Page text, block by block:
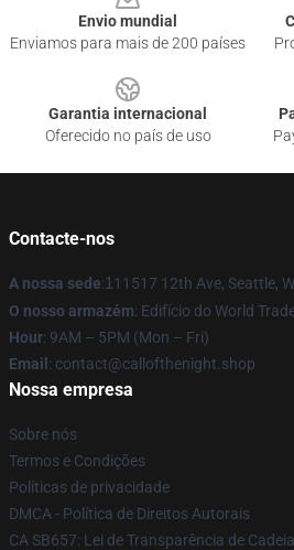
Envio mundial
Enviamos para mais de 200 países
Garantia internacional
Oferecido no país de uso
Contacte-nos
A nossa sede:1 11517 12th Ave, Seattle,
O nosso armazém: Edifício do World
Hour: 9AM – 5PM (Mon – Fri)
Email : contact@callofthenight.shop
Nossa empresa
Sobre nós
Termos e Condições
Políticas de privacidade
DMCA - Política de Direitos Autorais
CA SB657: Lei de Transparência de